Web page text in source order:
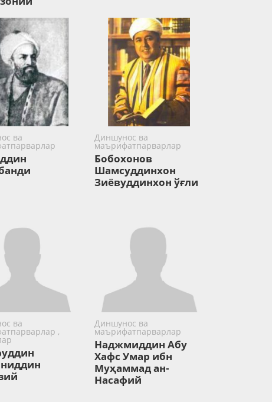
ва Диншунос ва
маърифатпарварлар
Бобохонов
Шамсуддинхон
Зиёвуддинхон ўғли
ва
,
Диншунос ва
маърифатпарварлар
Наджмиддин Абу
Хафс Умар ибн
Муҳаммад ан-
Насафий